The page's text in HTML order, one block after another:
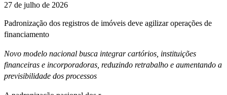
27 de julho de 2026
Padronização dos registros de imóveis deve agilizar operações de
financiamento
Novo modelo nacional busca integrar cartórios, instituições
financeiras e incorporadoras, reduzindo retrabalho e aumentando a
previsibilidade dos processos